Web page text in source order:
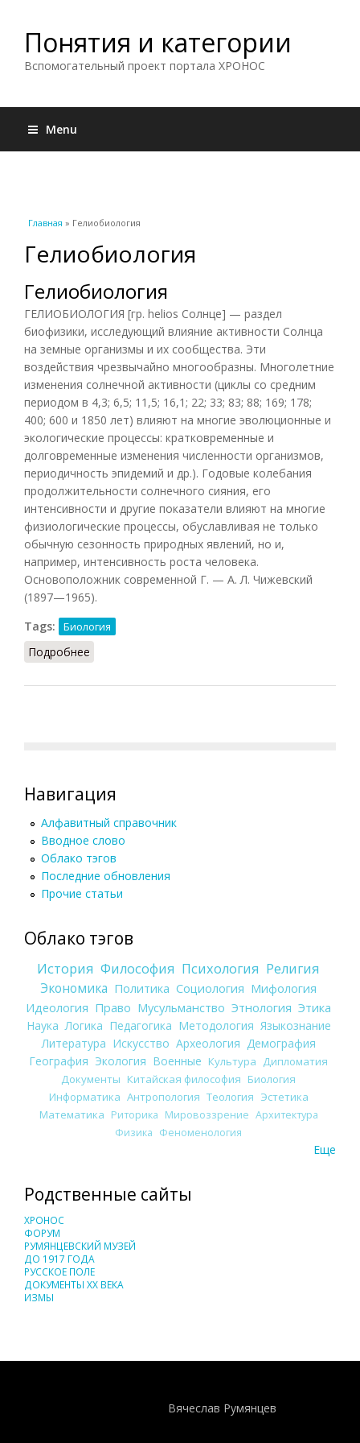
Понятия и категории
Вспомогательный проект портала ХРОНОС
Menu
Вы здесь
Главная » Гелиобиология
Гелиобиология
Гелиобиология
ГЕЛИОБИОЛОГИЯ [гр. helios Солнце] — раздел
биофизики, исследующий влияние активности Солнца
на земные организмы и их сообщества. Эти
воздействия чрезвычайно многообразны. Многолетние
изменения солнечной активности (циклы со средним
периодом в 4,3; 6,5; 11,5; 16,1; 22; 33; 83; 88; 169; 178;
400; 600 и 1850 лет) влияют на многие эволюционные и
экологические процессы: кратковременные и
долговременные изменения численности организмов,
периодичность эпидемий и др.). Годовые колебания
продолжительности солнечного сияния, его
интенсивности и другие показатели влияют на многие
физиологические процессы, обуславливая не только
обычную сезонность природных явлений, но и,
например, интенсивность роста человека.
Основоположник современной Г. — А. Л. Чижевский
(1897—1965).
Tags:
Биология
Подробнее
Навигация
Алфавитный справочник
Вводное слово
Облако тэгов
Последние обновления
Прочие статьи
Облако тэгов
История Философия Психология Религия
Экономика Политика Социология Мифология
Идеология Право Мусульманство Этнология Этика
Наука Логика Педагогика Методология Языкознание
Литература Искусство Археология Демография
География Экология Военные Культура
Дипломатия
Документы Китайская философия Биология
Информатика Антропология Теология Эстетика
Математика Риторика Мировоззрение Архитектура
Физика Феноменология
Еще
Родственные сайты
ХРОНОС
ФОРУМ
РУМЯНЦЕВСКИЙ МУЗЕЙ
ДО 1917 ГОДА
РУССКОЕ ПОЛЕ
ДОКУМЕНТЫ XX ВЕКА
ИЗМЫ
Вячеслав Румянцев